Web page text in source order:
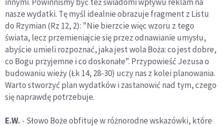
nasze wydatki. Tę myśl idealnie obrazuje fragment z Listu
do Rzymian (Rz 12, 2): "Nie bierzcie więc wzoru z tego
świata, lecz przemieniajcie się przez odnawianie umysłu,
abyście umieli rozpoznać, jaka jest wola Boża: co jest dobre,
co Bogu przyjemne i co doskonałe". Przypowieść Jezusa o
budowaniu wieży (Łk 14, 28-30) uczy nas z kolei planowania.
Warto stworzyć plan wydatków i zastanowić nad tym, czego
się naprawdę potrzebuje.
E.W. - Słowo Boże obfituje w różnorodne wskazówki, które